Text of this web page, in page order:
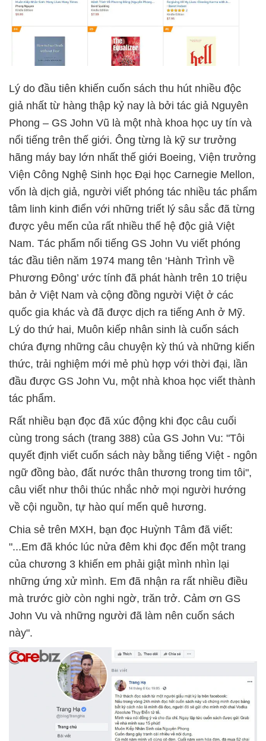
Lý do đầu tiên khiến cuốn sách thu hút nhiều độc
giả nhất từ hàng thập kỷ nay là bởi tác giả Nguyên
Phong – GS John Vũ là một nhà khoa học uy tín và
nổi tiếng trên thế giới. Ông từng là kỹ sư trưởng
hãng máy bay lớn nhất thế giới Boeing, Viện trưởng
Viện Công Nghệ Sinh học Đại học Carnegie Mellon,
vốn là dịch giả, người viết phóng tác nhiều tác phẩm
tâm linh kinh điển với những triết lý sâu sắc đã từng
được yêu mến của rất nhiều thế hệ độc giả Việt
Nam. Tác phẩm nổi tiếng GS John Vu viết phóng
tác đầu tiên năm 1974 mang tên ‘Hành Trình về
Phương Đông’ ước tính đã phát hành trên 10 triệu
bản ở Việt Nam và cộng đồng người Việt ở các
quốc gia khác và đã được dịch ra tiếng Anh ở Mỹ.
Lý do thứ hai, Muôn kiếp nhân sinh là cuốn sách
chứa đựng những câu chuyện kỳ thú và những kiến
thức, trải nghiệm mới mẻ phù hợp với thời đại, lần
đầu được GS John Vu, một nhà khoa học viết thành
tác phẩm.
Rất nhiều bạn đọc đã xúc động khi đọc câu cuối
cùng trong sách (trang 388) của GS John Vu: "Tôi
quyết định viết cuốn sách này bằng tiếng Việt - ngôn
ngữ đồng bào, đất nước thân thương trong tim tôi",
câu viết như thôi thúc nhắc nhở mọi người hướng
về cội nguồn, tự hào quí mến quê hương.
Chia sẻ trên MXH, bạn đọc Huỳnh Tâm đã viết:
"...Em đã khóc lúc nửa đêm khi đọc đến một trang
của chương 3 khiến em phải giật mình nhìn lại
những ứng xử mình. Em đã nhận ra rất nhiều điều
mà trước giờ còn nghi ngờ, trăn trở. Cảm ơn GS
John Vu và những người đã làm nên cuốn sách
này".